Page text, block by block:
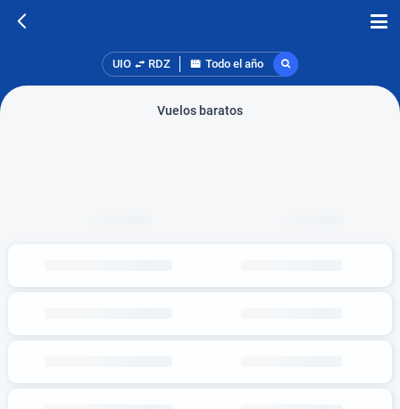
UIO RDZ Todo el año
Vuelos baratos